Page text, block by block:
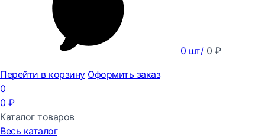
0 шт/ 0 ₽
Перейти в корзину Оформить заказ
0
0 ₽
Каталог товаров
Весь каталог